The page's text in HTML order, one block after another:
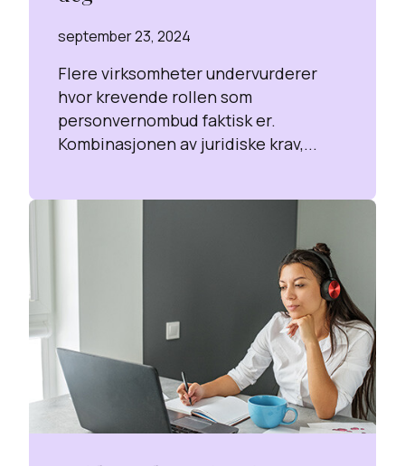
september 23, 2024
Flere virksomheter undervurderer
hvor krevende rollen som
personvernombud faktisk er.
Kombinasjonen av juridiske krav,...